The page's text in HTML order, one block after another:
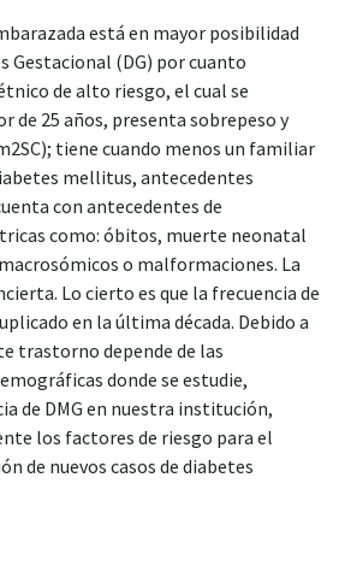
está en mayor posibilidad
Gestacional (DG) por cuanto
de alto riesgo, el cual se
de 25 años, presenta sobrepeso y
tiene cuando menos un familiar
mellitus, antecedentes
con antecedentes de
como: óbitos, muerte neonatal
o malformaciones. La
Lo cierto es que la frecuencia de
en la última década. Debido a
trastorno depende de las
donde se estudie,
de DMG en nuestra institución,
los factores de riesgo para el
de nuevos casos de diabetes